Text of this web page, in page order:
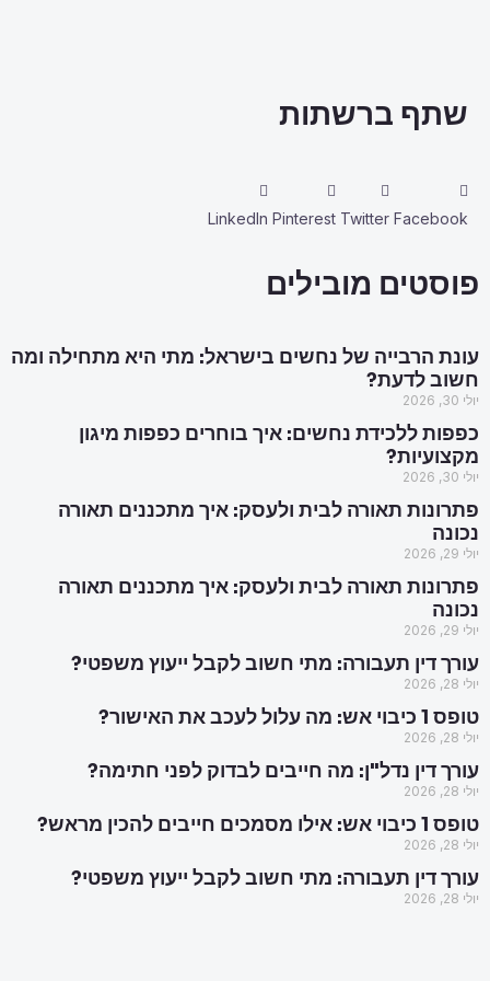
שתף ברשתות
Facebook
Twitter
Pinterest
LinkedIn
פוסטים מובילים
עונת הרבייה של נחשים בישראל: מתי היא מתחילה ומה
חשוב לדעת?
יולי 30, 2026
כפפות ללכידת נחשים: איך בוחרים כפפות מיגון
מקצועיות?
יולי 30, 2026
פתרונות תאורה לבית ולעסק: איך מתכננים תאורה
נכונה
יולי 29, 2026
פתרונות תאורה לבית ולעסק: איך מתכננים תאורה
נכונה
יולי 29, 2026
עורך דין תעבורה: מתי חשוב לקבל ייעוץ משפטי?
יולי 28, 2026
טופס 1 כיבוי אש: מה עלול לעכב את האישור?
יולי 28, 2026
עורך דין נדל"ן: מה חייבים לבדוק לפני חתימה?
יולי 28, 2026
טופס 1 כיבוי אש: אילו מסמכים חייבים להכין מראש?
יולי 28, 2026
עורך דין תעבורה: מתי חשוב לקבל ייעוץ משפטי?
יולי 28, 2026